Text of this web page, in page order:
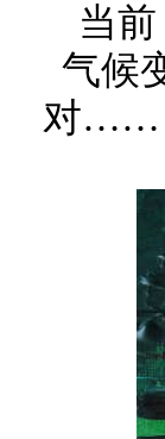
当
气候
对……